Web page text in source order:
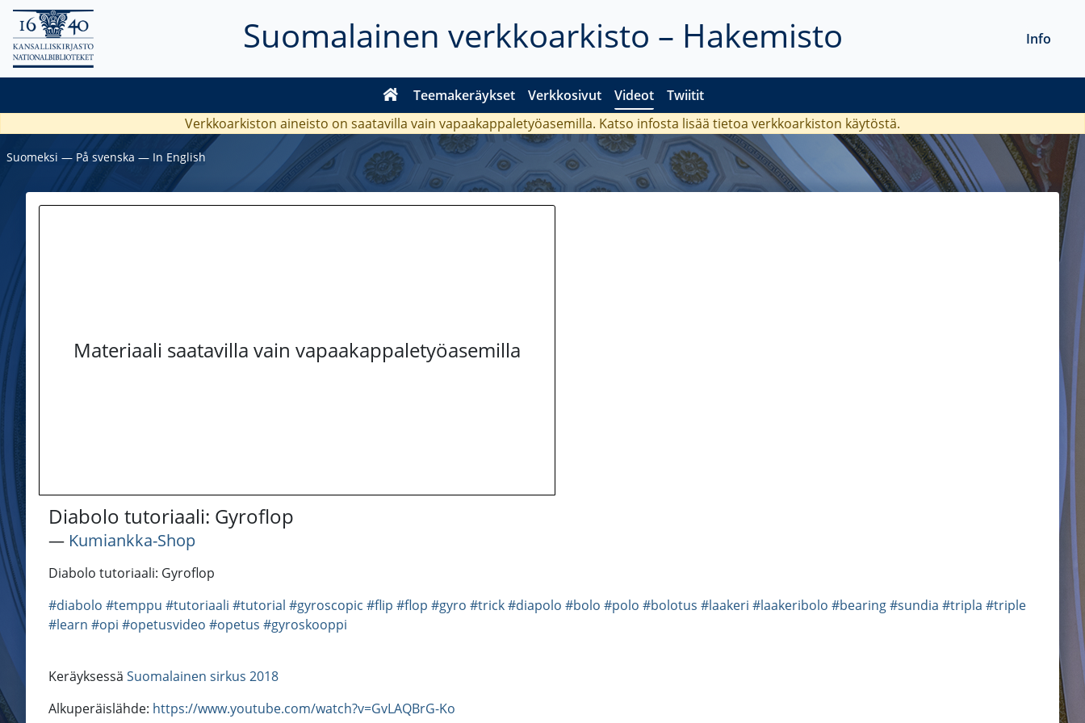
Suomalainen verkkoarkisto – Hakemisto
Teemakeräykset Verkkosivut Videot Twiitit
Info
Verkkoarkiston aineisto on saatavilla vain vapaakappaletyöasemilla. Katso infosta lisää tietoa verkkoarkiston käytöstä.
Suomeksi ― På svenska ― In English
Materiaali saatavilla vain vapaakappaletyöasemilla
Diabolo tutoriaali: Gyroflop
― Kumiankka-Shop
Diabolo tutoriaali: Gyroflop
#diabolo #temppu #tutoriaali #tutorial #gyroscopic #flip #flop #gyro #trick#diapolo #bolo #polo #bolotus #laakeri #laakeribolo #bearing#sundia #tripla #triple
#learn #opi #opetusvideo #opetus #gyroskooppi
Keräyksessä Suomalainen sirkus 2018
Alkuperäislähde: https://www.youtube.com/watch?v=GvLAQBrG-Ko